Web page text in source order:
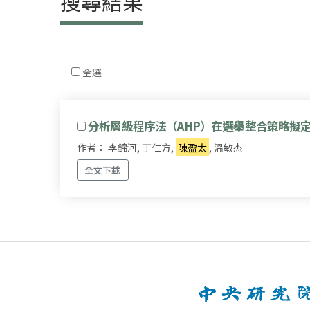
全選
分析層級程序法（AHP）在選舉整合策略擬
作者： 李錦河, 丁仁方, 陳盈太 , 溫敏杰
全文下載